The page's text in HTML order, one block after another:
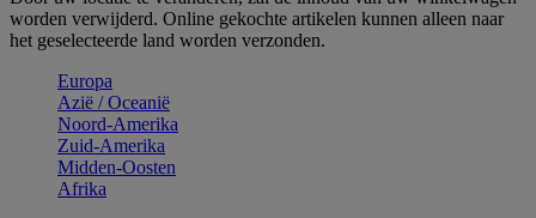
worden verwijderd. Online gekochte artikelen kunnen alleen naar
het geselecteerde land worden verzonden.
Europa
Aziё / Oceaniё
Noord-Amerika
Zuid-Amerika
Midden-Oosten
Afrika